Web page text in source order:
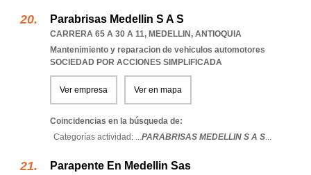
Parabrisas Medellin S A S
CARRERA 65 A 30 A 11, MEDELLIN, ANTIOQUIA
Mantenimiento y reparacion de vehiculos automotores
SOCIEDAD POR ACCIONES SIMPLIFICADA
Ver empresa Ver en mapa
Coincidencias en la búsqueda de:
Categorías actividad: ...PARABRISAS MEDELLIN S A S...
Parapente En Medellin Sas